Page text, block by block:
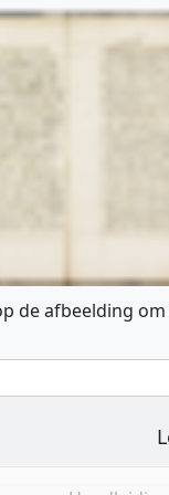
de afbeelding